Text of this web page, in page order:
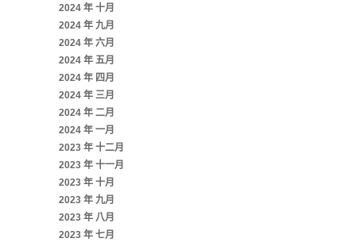
2024 年 十月
2024 年 九月
2024 年 六月
2024 年 五月
2024 年 四月
2024 年 三月
2024 年 二月
2024 年 一月
2023 年 十二月
2023 年 十一月
2023 年 十月
2023 年 九月
2023 年 八月
2023 年 七月